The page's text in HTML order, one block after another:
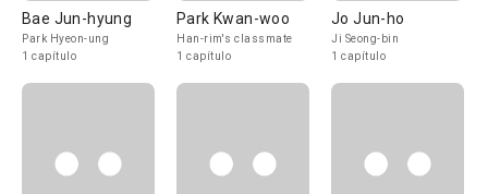
Bae Jun-hyung
Park Hyeon-ung
1 capítulo
Park Kwan-woo
Han-rim's classmate
1 capítulo
Jo Jun-ho
Ji Seong-bin
1 capítulo